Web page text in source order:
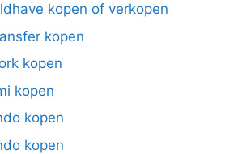
kopen of verkopen
kopen
kopen
kopen
kopen
kopen